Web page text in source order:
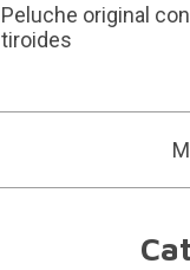
Peluche original
tiroides